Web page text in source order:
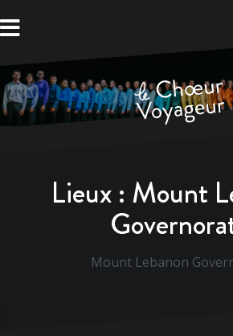
au
Lieux : Mount
Mount Lebanon